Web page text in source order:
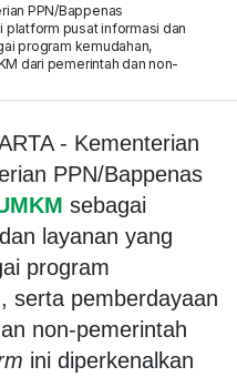
PPN/Bappenas
platform pusat informasi dan
program kemudahan,
dari pemerintah dan non-
- Kementerian
PPN/Bappenas
sebagai
layanan yang
program
serta pemberdayaan
non-pemerintah
ini diperkenalkan